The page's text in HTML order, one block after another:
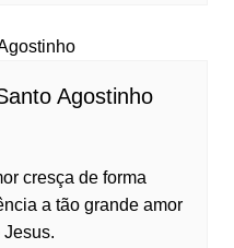
Agostinho
cresça de forma
a tão grande amor